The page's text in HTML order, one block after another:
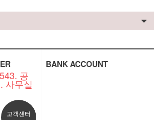
공
사무실
고객센터
BANK ACCOUNT